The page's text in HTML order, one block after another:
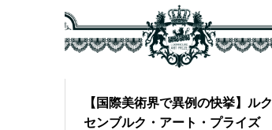
【国際美術界で異例の快挙】ルク
センブルク・アート・プライズ